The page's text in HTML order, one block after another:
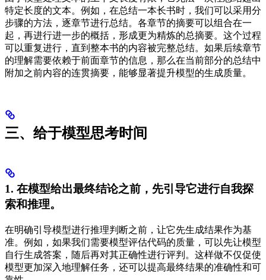
特定长度的文本。例如，在总结一本长书时，我们可以采用分
步骤的方法，逐章节进行总结。各章节的摘要可以组合在一
起，再进行进一步的概括，形成更为精炼的总摘要。这个过程
可以重复进行，直到整本书的内容被完整总结。如果后续章节
的理解需要依赖于前面章节的信息，那么在当前部分的总结中
附加之前内容的连贯摘要，能够显著提升模型的生成质量。
三、给于模型思考时间
1. 在模型给出最终结论之前，先引导它进行自我探
索和推理。
在明确引导模型进行推理判断之前，让它先生成结果作为基
准。例如，如果我们需要模型评估代码的质量，可以先让模型
自行生成答案，随后再对其正确性进行评判。这样做不仅促使
模型更加深入地理解任务，还可以提高最终结果的准确性和可